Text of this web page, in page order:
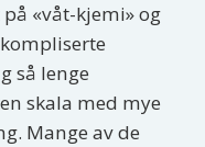
«våt-kjemi» og
så lenge
skala med mye
Mange av de